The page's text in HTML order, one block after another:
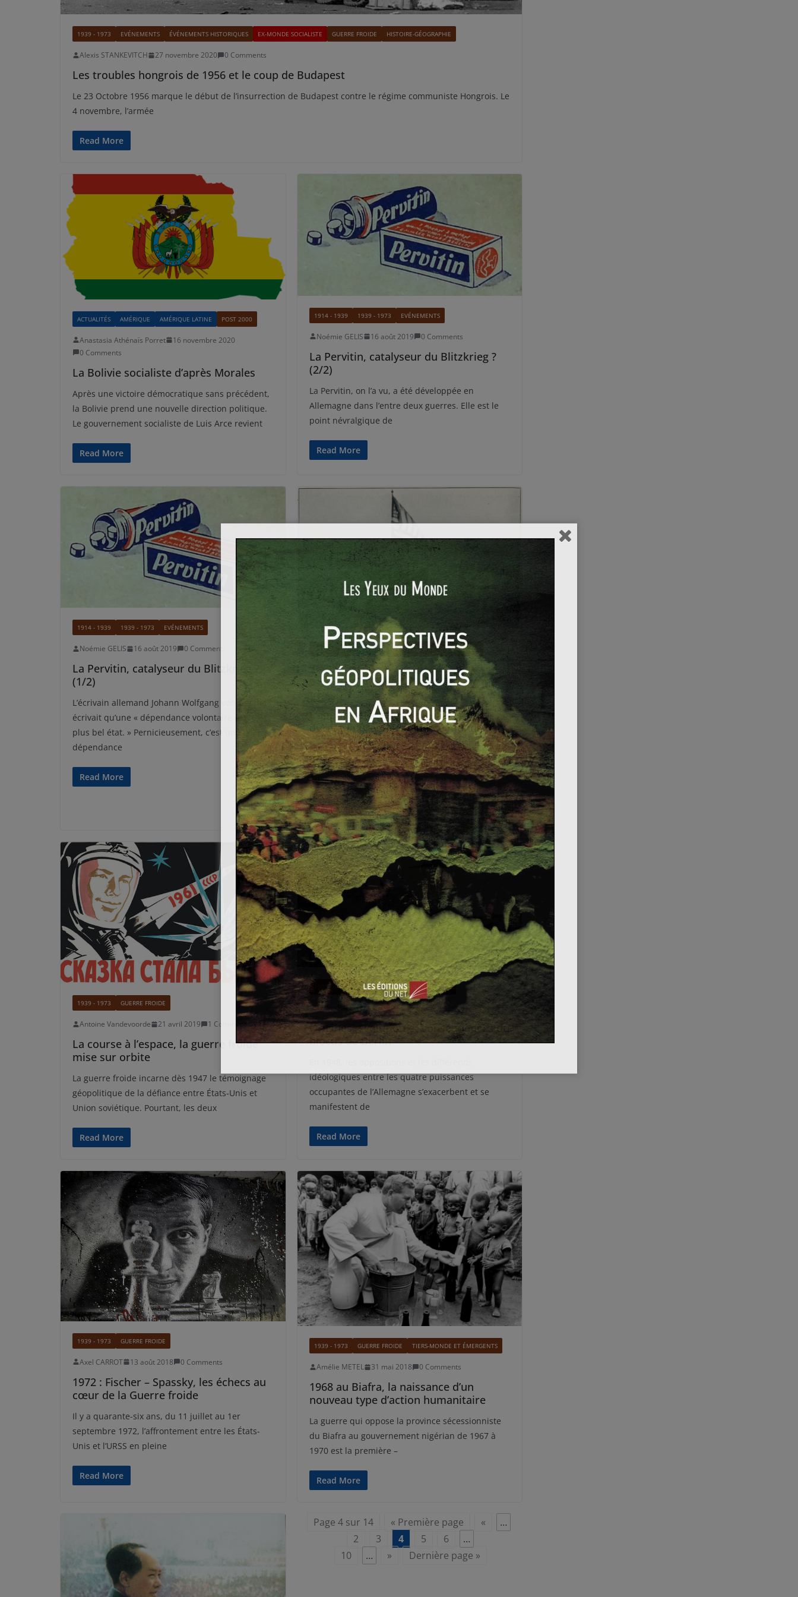
1939 - 1973 EVÉNEMENTS ÉVÉNEMENTS HISTORIQUES EX-MONDE SOCIALISTE GUERRE FROIDE HISTOIRE-GÉOGRAPHIE
Alexis STANKEVITCH 27 novembre 2020 0 Comments
Les troubles hongrois de 1956 et le coup de Budapest
Le 23 Octobre 1956 marque le début de l’insurrection de Budapest contre le régime communiste Hongrois. Le
4 novembre, l’armée
Read More
ACTUALITÉS AMÉRIQUE AMÉRIQUE LATINE POST 2000
Anastasia Athénaïs Porret
16 novembre 2020
0 Comments
La Bolivie socialiste d’après Morales
Après une victoire démocratique sans précédent,
la Bolivie prend une nouvelle direction politique.
Le gouvernement socialiste de Luis Arce revient
Read More
1914 - 1939 1939 - 1973 EVÉNEMENTS
Noémie GELIS 16 août 2019 0 Comments
La Pervitin, catalyseur du Blitzkrieg ?
(2/2)
La Pervitin, on l’a vu, a été développée en
Allemagne dans l’entre deux guerres. Elle est le
point névralgique de
Read More
1914 - 1939 1939 - 1973 EVÉNEMENTS
Noémie GELIS 16 août 2019 0 Comments
La Pervitin, catalyseur du Blitzkrieg ?
(1/2)
L’écrivain allemand Johann Wolfgang von Goethe
écrivait qu’une « dépendance volontaire est le
plus bel état. » Pernicieusement, c’est une telle
dépendance
Read More
1914 - 1939 AMÉRIQUE ÉTATS-UNIS EVÉNEMENTS
Charles SIROUX 25 juin 2019
1 Comment
1917, Etats-Unis,Pershing Première Guerre mondiale,
Triple Entente
uchronie, USA,WW1
L’apport stratégique des Etats-Unis
durant la Première Guerre mondiale
Les soldats américains n’ont pas débarqué pour
la première fois en France en 1944, mais en 1917.
Au cri de
Read More
1939 - 1973 GUERRE FROIDE
Antoine Vandevoorde 21 avril 2019 1 Comment
La course à l’espace, la guerre froide
mise sur orbite
La guerre froide incarne dès 1947 le témoignage
géopolitique de la défiance entre États-Unis et
Union soviétique. Pourtant, les deux
Read More
1939 - 1973 EVÉNEMENTS GUERRE FROIDE
XavierB 8 avril 2019 0 Comments
Origines, évolution et conséquences du
blocus de Berlin
idéologiques entre les quatre puissances
occupantes de l’Allemagne s’exacerbent et se
manifestent de
Read More
1939 - 1973 GUERRE FROIDE
Axel CARROT 13 août 2018 0 Comments
1972 : Fischer – Spassky, les échecs au
cœur de la Guerre froide
Il y a quarante-six ans, du 11 juillet au 1er
septembre 1972, l’affrontement entre les États-
Unis et l’URSS en pleine
Read More
1939 - 1973 GUERRE FROIDE TIERS-MONDE ET ÉMERGENTS
Amélie METEL 31 mai 2018 0 Comments
1968 au Biafra, la naissance d’un
nouveau type d’action humanitaire
La guerre qui oppose la province sécessionniste
du Biafra au gouvernement nigérian de 1967 à
1970 est la première –
Read More
Page 4 sur 14 « Première page «
…
2
3 4 5 6
…
10
… » Dernière page »